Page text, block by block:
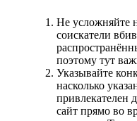
Не усложняйте
соискатели
поэтому тут
Указывайте
насколько
привлекателен
сайт прямо во